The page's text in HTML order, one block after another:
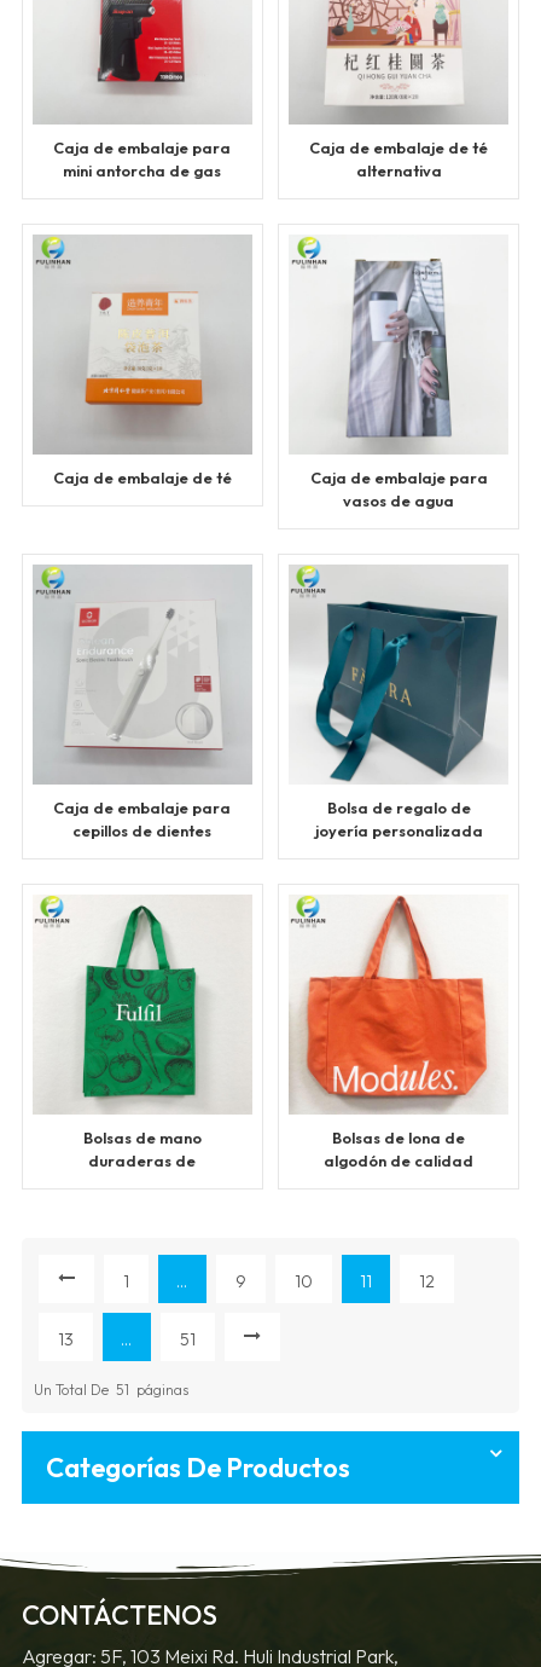
Caja de embalaje para
mini antorcha de gas
Caja de embalaje de té
alternativa
Caja de embalaje de té
Caja de embalaje para
vasos de agua
Caja de embalaje para
cepillos de dientes
Bolsa de regalo de
joyería personalizada
Bolsas de mano
duraderas de
Bolsas de lona de
algodón de calidad
1 ... 9 10 11 12
13 ... 51
Un Total De 51 Páginas
Categorías De Productos
CONTÁCTENOS
Agregar: 5F, 103 Meixi Rd. Huli Industrial Park,